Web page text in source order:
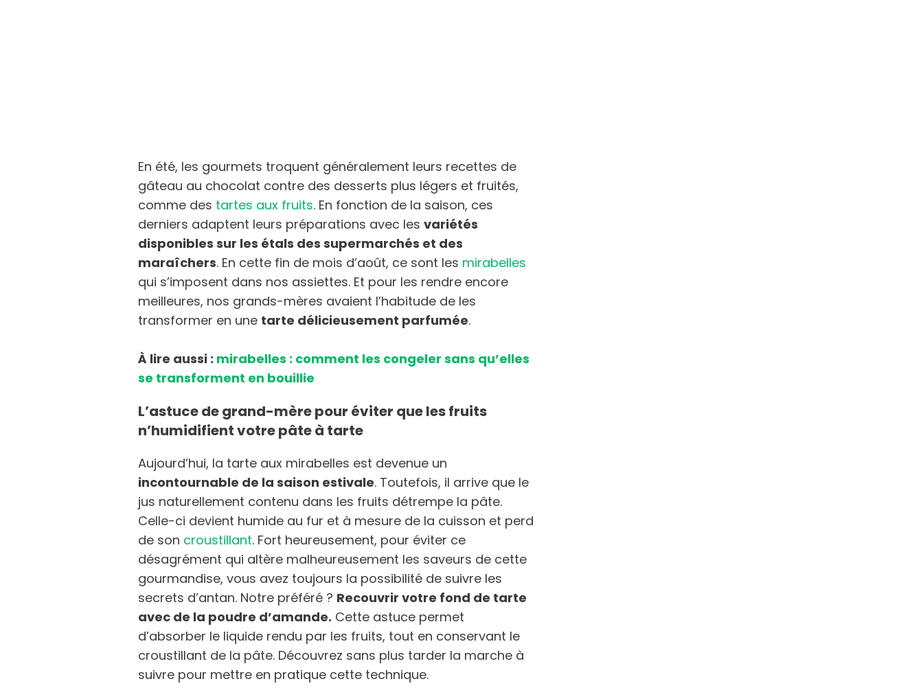
En été, les gourmets troquent généralement leurs recettes de
gâteau au chocolat contre des desserts plus légers et fruités,
comme des tartes aux fruits. En fonction de la saison, ces
derniers adaptent leurs préparations avec lesvariétés
disponibles sur les étals des supermarchés et des
maraîchers. En cette fin de mois d’août, ce sont les mirabelles
qui s’imposent dans nos assiettes. Et pour les rendre encore
meilleures, nos grands-mères avaient l’habitude de les
transformer en une tarte délicieusement parfumée.
À lire aussi : mirabelles : comment les congeler sans qu’elles
se transforment en bouillie
L’astuce de grand-mère pour éviter que les fruits
n’humidifient votre pâte à tarte
Aujourd’hui, la tarte aux mirabelles est devenue un
incontournable de la saison estivale. Toutefois, il arrive que le
jus naturellement contenu dans les fruits détrempe la pâte.
Celle-ci devient humide au fur et à mesure de la cuisson et perd
de son croustillant. Fort heureusement, pour éviter ce
désagrément qui altère malheureusement les saveurs de cette
gourmandise, vous avez toujours la possibilité de suivre les
secrets d’antan. Notre préféré ? Recouvrir votre fond de tarte
avec de la poudre d’amande. Cette astuce permet
d’absorber le liquide rendu par les fruits, tout en conservant le
croustillant de la pâte. Découvrez sans plus tarder la marche à
suivre pour mettre en pratique cette technique.